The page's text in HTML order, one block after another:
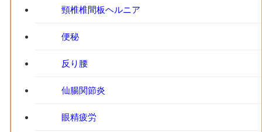
頸椎椎間板ヘルニア
便秘
反り腰
仙腸関節炎
眼精疲労